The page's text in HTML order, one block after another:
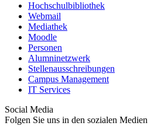
Hochschulbibliothek
Webmail
Mediathek
Moodle
Personen
Alumninetzwerk
Stellenausschreibungen
Campus Management
IT Services
Social Media
Folgen Sie uns in den sozialen Medien